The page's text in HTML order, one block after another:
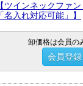
【ツインネックファン
「名入れ対応可能」】
卸価格は会員の
会員登録